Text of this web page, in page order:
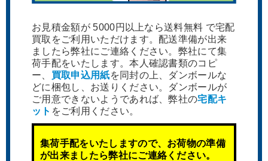
お見積金額が 5000円以上なら送料無料 で宅配
買取をご利用いただけます。配送準備が出来
ましたら弊社にご連絡ください。弊社にて集
荷手配をいたします。本人確認書類のコピ
ー、 買取申込用紙を同封の上、ダンボールな
どに梱包し、お送りください。ダンボールが
ご用意できないようであれば、弊社の宅配キ
ット をご利用ください。
集荷手配をいたしますので、お荷物の準備
が出来ましたら弊社にご連絡ください。